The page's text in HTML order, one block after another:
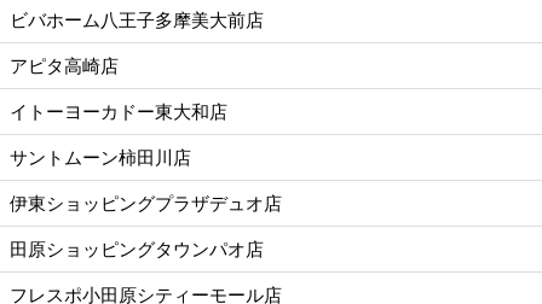
ビバホーム八王子多摩美大前店
アピタ高崎店
イトーヨーカドー東大和店
サントムーン柿田川店
伊東ショッピングプラザデュオ店
田原ショッピングタウンパオ店
フレスポ小田原シティーモール店